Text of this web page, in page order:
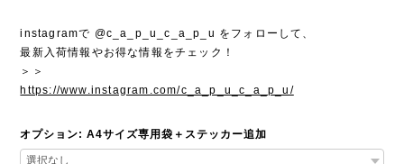
instagramで @c_a_p_u_c_a_p_u をフォローして、
最新入荷情報やお得な情報をチェック！
＞＞
https://www.instagram.com/c_a_p_u_c_a_p_u/
オプション: A4サイズ専用袋＋ステッカー追加